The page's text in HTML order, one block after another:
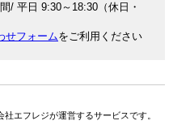
/ 平日 9:30～18:30（休日・
せフォームをご利用ください
エフレジが運営するサービスです。